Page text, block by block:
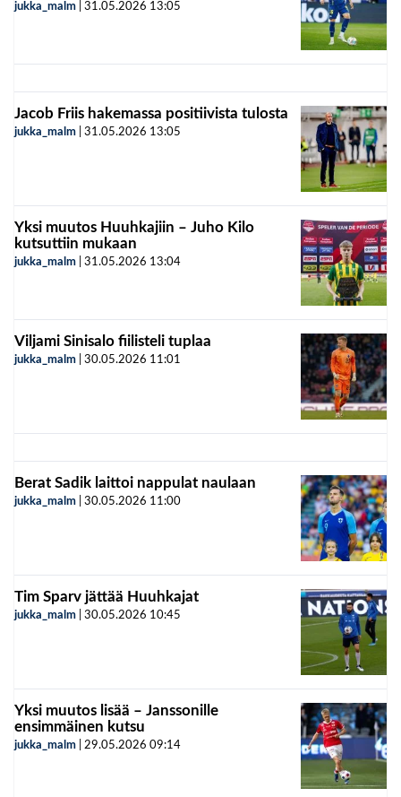
jukka_malm 31.05.2026 13:05
Jacob Friis hakemassa positiivista tulosta
jukka_malm 31.05.2026 13:05
Yksi muutos Huuhkajiin – Juho Kilo
kutsuttiin mukaan
jukka_malm 31.05.2026 13:04
Viljami Sinisalo fiilisteli tuplaa
jukka_malm 30.05.2026 11:01
Berat Sadik laittoi nappulat naulaan
jukka_malm 30.05.2026 11:00
Tim Sparv jättää Huuhkajat
jukka_malm 30.05.2026 10:45
Yksi muutos lisää – Janssonille
ensimmäinen kutsu
jukka_malm 29.05.2026 09:14